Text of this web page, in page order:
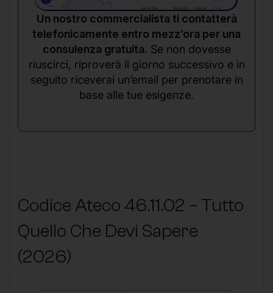
Un nostro commercialista ti contatterà
telefonicamente entro mezz’ora per una
consulenza gratuita. Se non dovesse
riuscirci, riproverà il giorno successivo e in
seguito riceverai un’email per prenotare in
base alle tue esigenze.
Codice Ateco 46.11.02 – Tutto
Quello Che Devi Sapere
(2026)